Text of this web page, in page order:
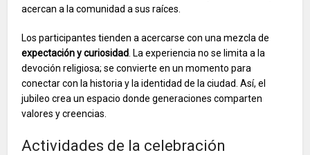
acercan a la comunidad a sus raíces.
Los participantes tienden a acercarse con una mezcla de
expectación y curiosidad . La experiencia no se limita a la
devoción religiosa; se convierte en un momento para
conectar con la historia y la identidad de la ciudad. Así, el
jubileo crea un espacio donde generaciones comparten
valores y creencias.
Actividades de la celebración